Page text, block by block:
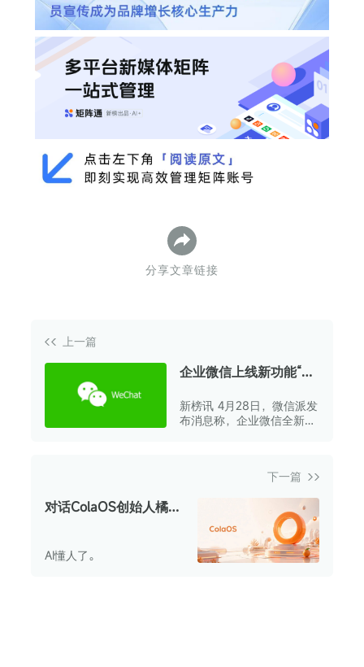
分享文章链接
上一篇
企业微信上线新功能“记
新榜讯 4月28日，微信派发
布消息称，企业微信全新上
下一篇
对话ColaOS创始人橘
样了？
AI懂人了。